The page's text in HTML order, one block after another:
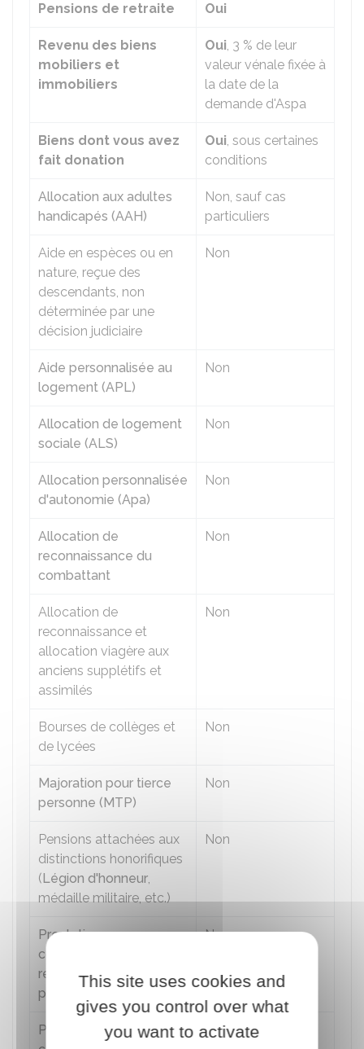
Pensions de retraite Oui
Revenu des biens
mobiliers et
immobiliers
Oui, 3 % de leur
valeur vénale fixée à
la date de la
demande d'Aspa
Biens dont vous avez
fait donation
Oui, sous certaines
conditions
Allocation aux adultes
handicapés (AAH)
Non, sauf cas
particuliers
Aide en espèces ou en
nature, reçue des
descendants, non
déterminée par une
décision judiciaire
Non
Aide personnalisée au
logement (APL)
Non
Allocation de logement
sociale (ALS)
Non
Allocation personnalisée
d'autonomie (Apa)
Non
Allocation de
reconnaissance du
combattant
Non
Allocation de
reconnaissance et
allocation viagère aux
anciens supplétifs et
assimilés
Non
Bourses de collèges et
de lycées
Non
Majoration pour tierce
personne (MTP)
Non
Pensions attachées aux
distinctions honorifiques
(Légion d'honneur,
médaille militaire, etc.)
Non
Prestation
complémentaire pour
recours à tierce
personne (PCRTP)
Non
​Prestation de
Non
This site uses cookies and
gives you control over what
you want to activate